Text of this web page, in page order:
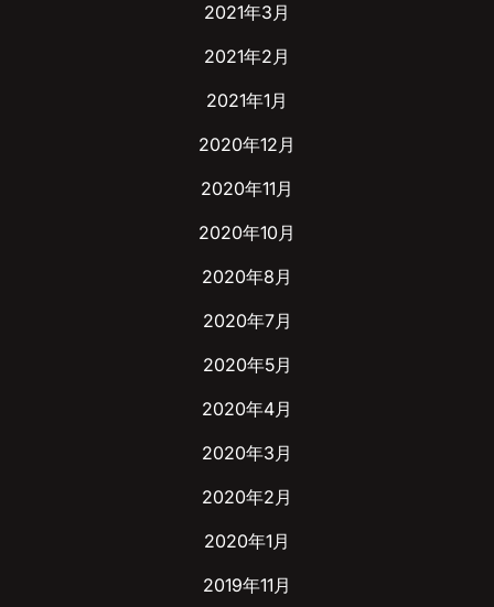
2021年3月
2021年2月
2021年1月
2020年12月
2020年11月
2020年10月
2020年8月
2020年7月
2020年5月
2020年4月
2020年3月
2020年2月
2020年1月
2019年11月